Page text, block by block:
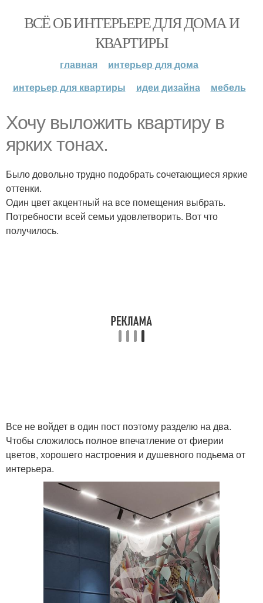
ВСЁ ОБ ИНТЕРЬЕРЕ ДЛЯ ДОМА И
КВАРТИРЫ
главная
интерьер для дома
интерьер для квартиры
идеи дизайна мебель
Хочу выложить квартиру в
ярких тонах.
Было довольно трудно подобрать сочетающиеся яркие
оттенки.
Один цвет акцентный на все помещения выбрать.
Потребности всей семьи удовлетворить. Вот что
получилось.
Все не войдет в один пост поэтому разделю на два.
Чтобы сложилось полное впечатление от фиерии
цветов, хорошего настроения и душевного подьема от
интерьера.